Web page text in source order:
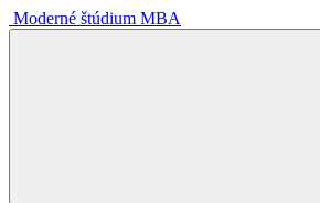
Moderné štúdium MBA